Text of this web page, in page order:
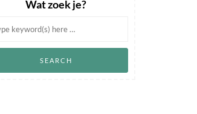
Wat zoek je?